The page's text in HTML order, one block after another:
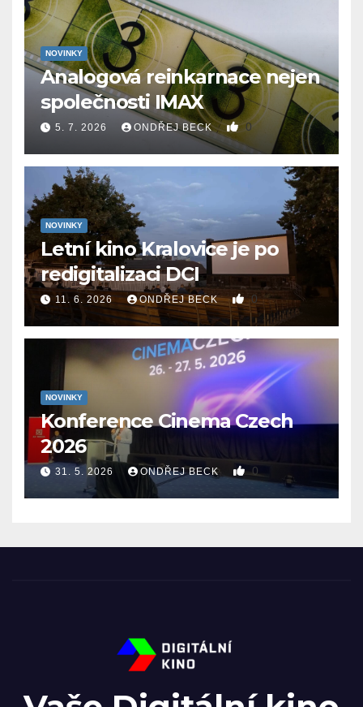
NOVINKY
Analogová reinkarnace nejen
společnosti IMAX
5. 7. 2026 ONDŘEJ BECK 0
NOVINKY
Letní kino Kralovice je po
redigitalizaci DCI
11. 6. 2026 ONDŘEJ BECK 0
NOVINKY
Konference Cinema Czech
2026
31. 5. 2026 ONDŘEJ BECK 0